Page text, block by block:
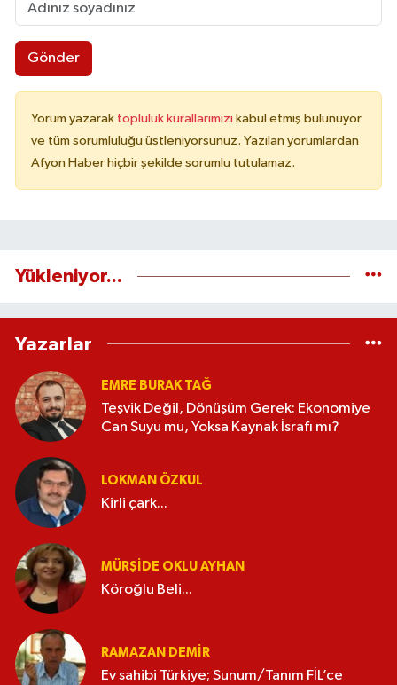
Gönder
Yorum yazarak topluluk kurallarımızı kabul etmiş bulunuyor
ve tüm sorumluluğu üstleniyorsunuz. Yazılan yorumlardan
Afyon Haber hiçbir şekilde sorumlu tutulamaz.
Yükleniyor...
Yazarlar
EMRE BURAK TAĞ
Teşvik Değil, Dönüşüm Gerek: Ekonomiye
Can Suyu mu, Yoksa Kaynak İsrafı mı?
LOKMAN ÖZKUL
Kirli çark...
MÜRŞIDE OKLU AYHAN
Köroğlu Beli...
RAMAZAN DEMİR
Ev sahibi Türkiye; Sunum/Tanım FİL’ce